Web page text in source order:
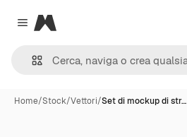
Close menu
Magnific
Home/Stock/Vettori/Set di mockup di str…